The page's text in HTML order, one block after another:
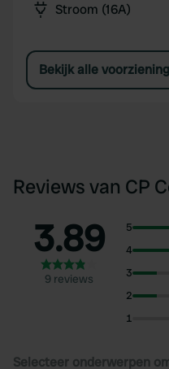
Stroom (16A)
Bekijk alle
Reviews van CP
3.89
9 reviews
5
4
3
2
1
Selecteer onderwerpen